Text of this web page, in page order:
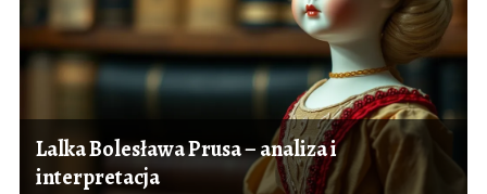
Lalka Bolesława Prusa – analiza i
interpretacja